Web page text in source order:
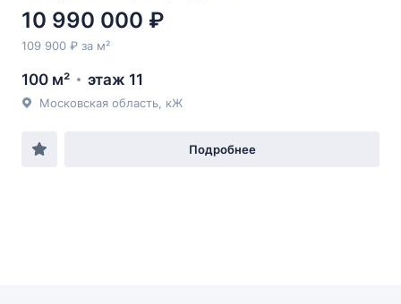
10 990 000 ₽
109 900 ₽ за м²
100 м² этаж 11
Московская область, кЖ
Подробнее